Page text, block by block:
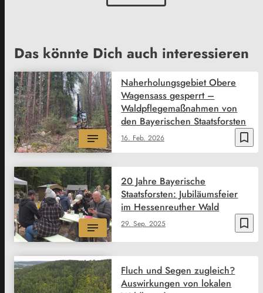
Das könnte Dich auch interessieren
bookmark_border
16. Feb. 2026
Naherholungsgebiet Obere
Wagensass gesperrt –
Waldpflegemaßnahmen von
den Bayerischen Staatsforsten
bookmark_border
29. Sep. 2025
20 Jahre Bayerische
Staatsforsten: Jubiläumsfeier
im Hessenreuther Wald
Fluch und Segen zugleich?
Auswirkungen von lokalen